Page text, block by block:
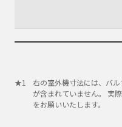
右の室外機寸法には、バ
が含まれていません。 実
をお願いいたします。